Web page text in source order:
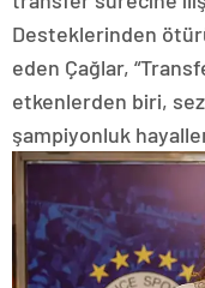
Desteklerinden
eden Çağlar,
etkenlerden biri,
şampiyonluk